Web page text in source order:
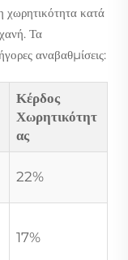
χωρητικότητα κατά
Τα
αναβαθμίσεις:
Κέρδος
Χωρητικότητ
ας
22%
17%